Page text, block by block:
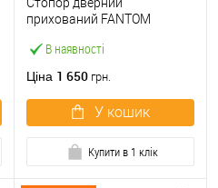
В наявності
прихований FANTOM
Ціна 1 650 грн.
У кошик
Купити в 1 клік